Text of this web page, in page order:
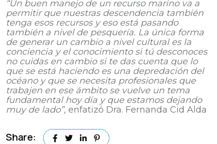
“Un buen manejo de un recurso marino va a
permitir que nuestras descendencia también
tenga esos recursos y eso está pasando
también a nivel de pesquería. La única forma
de generar un cambio a nivel cultural es la
conciencia y el conocimiento si tú desconoces
no cuidas en cambio si te das cuenta que lo
que se está haciendo es una depredación del
océano y que se necesita profesionales que
trabajen en ese ámbito se vuelve un tema
fundamental hoy día y que estamos dejando
muy de lado”, enfatizó Dra. Fernanda Cid Alda
Share: